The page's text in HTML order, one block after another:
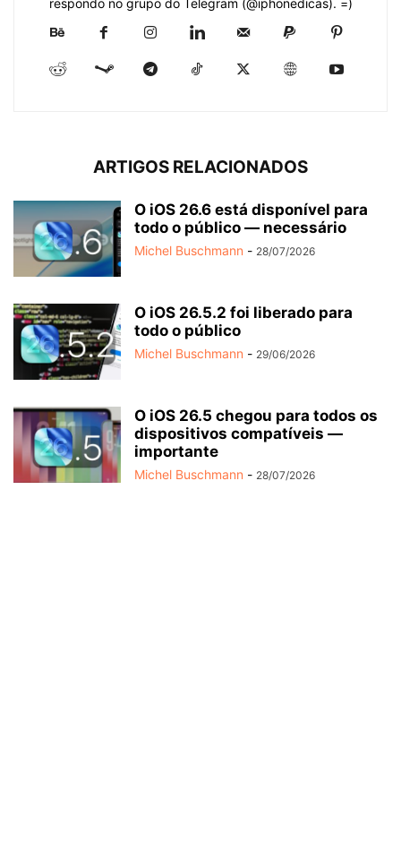
respondo no grupo do Telegram (@iphonedicas). =)
ARTIGOS RELACIONADOS
O iOS 26.6 está disponível para
todo o público — necessário
Michel Buschmann - 28/07/2026
O iOS 26.5.2 foi liberado para
todo o público
Michel Buschmann - 29/06/2026
O iOS 26.5 chegou para todos os
dispositivos compatíveis —
importante
Michel Buschmann - 28/07/2026